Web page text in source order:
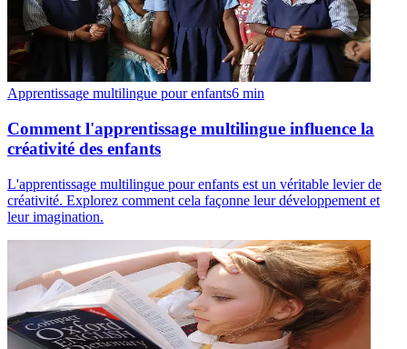
Apprentissage multilingue pour enfants6 min
Comment l'apprentissage multilingue influence la
créativité des enfants
L'apprentissage multilingue pour enfants est un véritable levier de
créativité. Explorez comment cela façonne leur développement et
leur imagination.